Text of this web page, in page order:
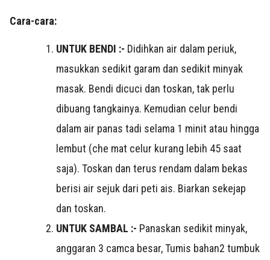
Cara-cara:
UNTUK BENDI :- Didihkan air dalam periuk,
masukkan sedikit garam dan sedikit minyak
masak. Bendi dicuci dan toskan, tak perlu
dibuang tangkainya. Kemudian celur bendi
dalam air panas tadi selama 1 minit atau hingga
lembut (che mat celur kurang lebih 45 saat
saja). Toskan dan terus rendam dalam bekas
berisi air sejuk dari peti ais. Biarkan sekejap
dan toskan.
UNTUK SAMBAL :- Panaskan sedikit minyak,
anggaran 3 camca besar, Tumis bahan2 tumbuk